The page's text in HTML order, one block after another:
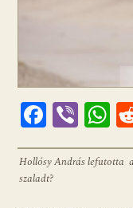
F
ac
e
b
Vi
b
er
W
h
at
Hollósy András lefutotta
szaladt?